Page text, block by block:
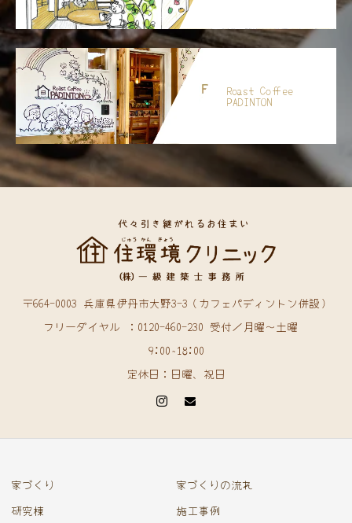
Roast Coffee
PADINTON
〒664-0003 兵庫県伊丹市大野3-3（カフェパディントン併設）
フリーダイヤル ：0120-460-230 受付／月曜〜土曜
9:00~18:00
定休日：日曜、祝日
家づくり
家づくりの流れ
研究棟
施工事例